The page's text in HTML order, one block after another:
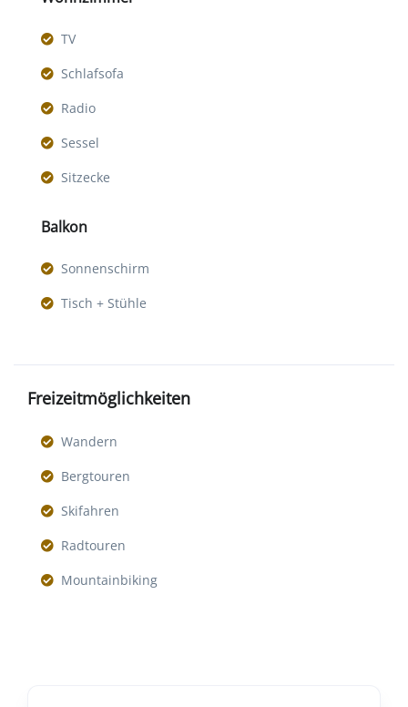
TV
Schlafsofa
Radio
Sessel
Sitzecke
Balkon
Sonnenschirm
Tisch + Stühle
Freizeitmöglichkeiten
Wandern
Bergtouren
Skifahren
Radtouren
Mountainbiking